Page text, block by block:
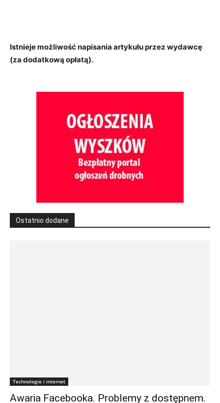
Istnieje możliwość napisania artykułu przez wydawcę
(za dodatkową opłatą).
Ostatnio dodane
Technologie i internet
Awaria Facebooka. Problemy z dostępnem.